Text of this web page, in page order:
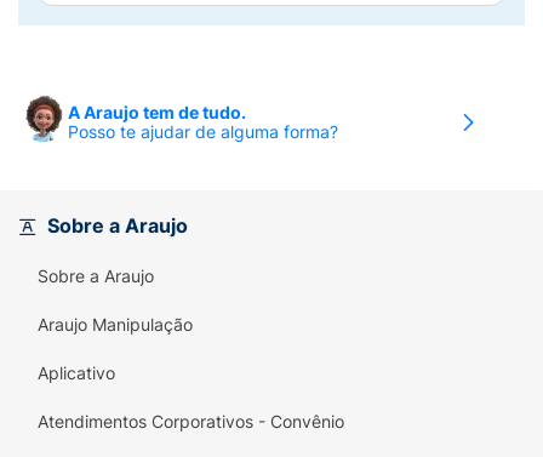
A Araujo tem de tudo.
Posso te ajudar de alguma forma?
Sobre a Araujo
Sobre a Araujo
Araujo Manipulação
Aplicativo
Atendimentos Corporativos - Convênio